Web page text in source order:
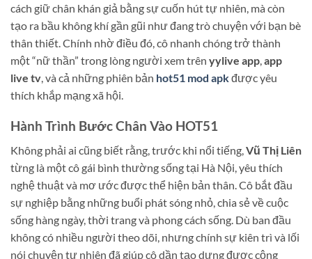
cách giữ chân khán giả bằng sự cuốn hút tự nhiên, mà còn
tạo ra bầu không khí gần gũi như đang trò chuyện với bạn bè
thân thiết. Chính nhờ điều đó, cô nhanh chóng trở thành
một “nữ thần” trong lòng người xem trên yylive app app
live tv , và cả những phiên bản hot51 mod apkđược yêu
thích khắp mạng xã hội.
Hành Trình Bước Chân Vào HOT51
Không phải ai cũng biết rằng, trước khi nổi tiếng,Vũ Thị Liên
từng là một cô gái bình thường sống tại Hà Nội, yêu thích
nghệ thuật và mơ ước được thể hiện bản thân. Cô bắt đầu
sự nghiệp bằng những buổi phát sóng nhỏ, chia sẻ về cuộc
sống hàng ngày, thời trang và phong cách sống. Dù ban đầu
không có nhiều người theo dõi, nhưng chính sự kiên trì và lối
nói chuyện tự nhiên đã giúp cô dần tạo dựng được cộng